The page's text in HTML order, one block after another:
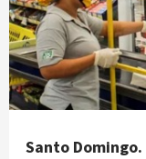
Santo Domingo.